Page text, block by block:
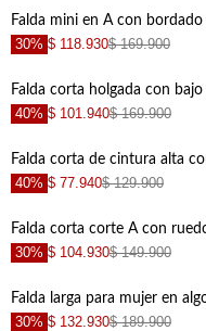
30% $ 118.930$ 169.900
40% $ 101.940$ 169.900
40% $ 77.940$ 129.900
30% $ 104.930$ 149.900
30% $ 132.930$ 189.900